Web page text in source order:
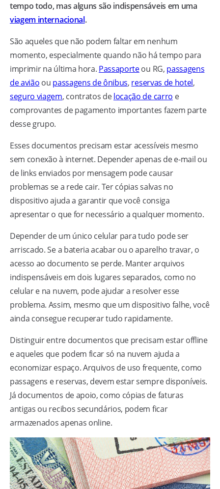
tempo todo, mas alguns são indispensáveis em uma
viagem internacional.
São aqueles que não podem faltar em nenhum
momento, especialmente quando não há tempo para
imprimir na última hora. Passaporteou RG, passagens
de avião ou passagens de ônibus, reservas de hotel,
seguro viagem, contratos delocação de carro e
comprovantes de pagamento importantes fazem parte
desse grupo.
Esses documentos precisam estar acessíveis mesmo
sem conexão à internet. Depender apenas de e-mail ou
de links enviados por mensagem pode causar
problemas se a rede cair. Ter cópias salvas no
dispositivo ajuda a garantir que você consiga
apresentar o que for necessário a qualquer momento.
Depender de um único celular para tudo pode ser
arriscado. Se a bateria acabar ou o aparelho travar, o
acesso ao documento se perde. Manter arquivos
indispensáveis em dois lugares separados, como no
celular e na nuvem, pode ajudar a resolver esse
problema. Assim, mesmo que um dispositivo falhe, você
ainda consegue recuperar tudo rapidamente.
Distinguir entre documentos que precisam estar offline
e aqueles que podem ficar só na nuvem ajuda a
economizar espaço. Arquivos de uso frequente, como
passagens e reservas, devem estar sempre disponíveis.
Já documentos de apoio, como cópias de faturas
antigas ou recibos secundários, podem ficar
armazenados apenas online.